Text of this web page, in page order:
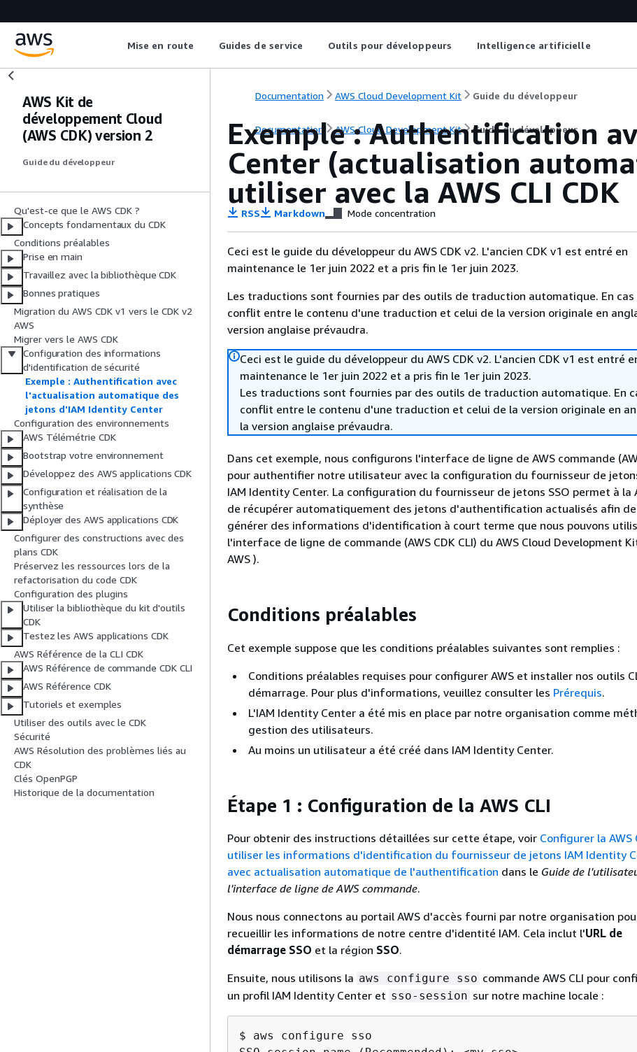
Mise en route Guides de service Outils pour développeurs Intelligence artificielle
AWS Kit de
développement Cloud
(AWS CDK) version 2
Guide du développeur
Qu'est-ce que le AWS CDK ?
Concepts fondamentaux du CDK
Conditions préalables
Prise en main
Travaillez avec la bibliothèque CDK
Bonnes pratiques
Migration du AWS CDK v1 vers le CDK v2
AWS
Migrer vers le AWS CDK
Configuration des informations
d'identification de sécurité
Exemple : Authentification avec
l'actualisation automatique des
jetons d'IAM Identity Center
Configuration des environnements
AWS Télémétrie CDK
Bootstrap votre environnement
Développez des AWS applications CDK
Configuration et réalisation de la
synthèse
Déployer des AWS applications CDK
Configurer des constructions avec des
plans CDK
Préservez les ressources lors de la
refactorisation du code CDK
Configuration des plugins
Utiliser la bibliothèque du kit d'outils
CDK
Testez les AWS applications CDK
AWS Référence de la CLI CDK
AWS Référence de commande CDK CLI
AWS Référence CDK
Tutoriels et exemples
Utiliser des outils avec le CDK
Sécurité
AWS Résolution des problèmes liés au
CDK
Clés OpenPGP
Historique de la documentation
Documentation AWS Cloud Development Kit Guide du développeur
Documentation AWS Cloud Development Kit Guide du développeur
Exemple : Authentification
Center (actualisation
utiliser avec la AWS CLI CDK
RSS Markdown Mode concentration
Ceci est le guide du développeur du AWS CDK v2. L'ancien CDK v1 est entré en
maintenance le 1er juin 2022 et a pris fin le 1er juin 2023.
Les traductions sont fournies par des outils de traduction automatique. En cas
conflit entre le contenu d'une traduction et celui de la version originale en
version anglaise prévaudra.
Ceci est le guide du développeur du AWS CDK v2. L'ancien CDK v1 est entré
maintenance le 1er juin 2022 et a pris fin le 1er juin 2023.
Les traductions sont fournies par des outils de traduction automatique. En
conflit entre le contenu d'une traduction et celui de la version originale en
la version anglaise prévaudra.
Dans cet exemple, nous configurons l'interface de ligne de AWS commande
pour authentifier notre utilisateur avec la configuration du fournisseur de
IAM Identity Center. La configuration du fournisseur de jetons SSO permet à la
de récupérer automatiquement des jetons d'authentification actualisés afin de
générer des informations d'identification à court terme que nous pouvons
l'interface de ligne de commande (AWS CDK CLI) du AWS Cloud Development
AWS ).
Conditions préalables
Cet exemple suppose que les conditions préalables suivantes sont remplies :
Conditions préalables requises pour configurer AWS et installer nos outils
démarrage. Pour plus d'informations, veuillez consulter les Prérequis.
L'IAM Identity Center a été mis en place par notre organisation comme
gestion des utilisateurs.
Au moins un utilisateur a été créé dans IAM Identity Center.
Étape 1 : Configuration de la AWS CLI
Pour obtenir des instructions détaillées sur cette étape, voir Configurer la AWS
utiliser les informations d'identification du fournisseur de jetons IAM Identity
avec actualisation automatique de l'authentification dans le Guide de
l'interface de ligne de AWS commande.
Nous nous connectons au portail AWS d'accès fourni par notre organisation
recueillir les informations de notre centre d'identité IAM. Cela inclut l'URL de
démarrage SSO et la région SSO.
Ensuite, nous utilisons la aws configure sso commande AWS CLI pour
un profil IAM Identity Center et sso-session sur notre machine locale :
$ aws configure sso